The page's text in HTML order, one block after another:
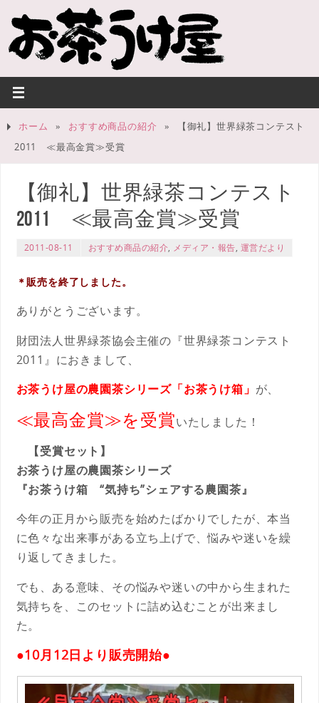
ホーム » おすすめ商品の紹介 »
【御礼】世界緑茶コンテスト
2011 ≪最高金賞≫受賞
【御礼】世界緑茶コンテスト
2011 ≪最高金賞≫受賞
2011-08-11 おすすめ商品の紹介, メディア・報告, 運営だより
＊販売を終了しました。
ありがとうございます。
財団法人世界緑茶協会主催の『世界緑茶コンテスト
2011』におきまして、
お茶うけ屋の農園茶シリーズ「お茶うけ箱」 が、
≪最高金賞≫を受賞いたしました！
【受賞セット】
お茶うけ屋の農園茶シリーズ
『お茶うけ箱 “気持ち”シェアする農園茶』
今年の正月から販売を始めたばかりでしたが、本当
に色々な出来事がある立ち上げで、悩みや迷いを繰
り返してきました。
でも、ある意味、その悩みや迷いの中から生まれた
気持ちを、このセットに詰め込むことが出来まし
た。
●10月12日より販売開始●